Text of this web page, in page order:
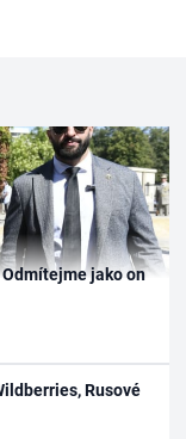
jako on
Rusové